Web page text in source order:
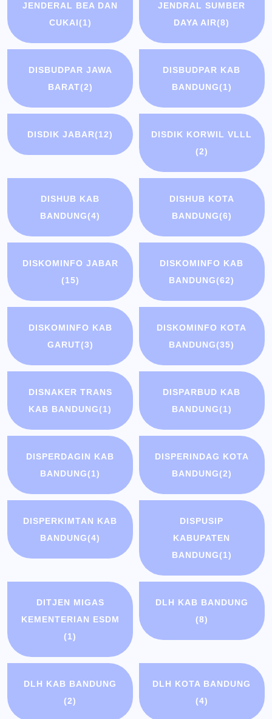
JENDERAL BEA DAN
CUKAI(1)
JENDRAL SUMBER
DAYA AIR(8)
DISBUDPAR JAWA
BARAT(2)
DISBUDPAR KAB
BANDUNG(1)
DISDIK JABAR(12)
DISDIK KORWIL VLLL
(2)
DISHUB KAB
BANDUNG(4)
DISHUB KOTA
BANDUNG(6)
DISKOMINFO JABAR
(15)
DISKOMINFO KAB
BANDUNG(62)
DISKOMINFO KAB
GARUT(3)
DISKOMINFO KOTA
BANDUNG(35)
DISNAKER TRANS
KAB BANDUNG(1)
DISPARBUD KAB
BANDUNG(1)
DISPERDAGIN KAB
BANDUNG(1)
DISPERINDAG KOTA
BANDUNG(2)
DISPERKIMTAN KAB
BANDUNG(4)
DISPUSIP
KABUPATEN
BANDUNG(1)
DITJEN MIGAS
KEMENTERIAN ESDM
(1)
DLH KAB BANDUNG
(8)
DLH KAB BANDUNG
(2)
DLH KOTA BANDUNG
(4)